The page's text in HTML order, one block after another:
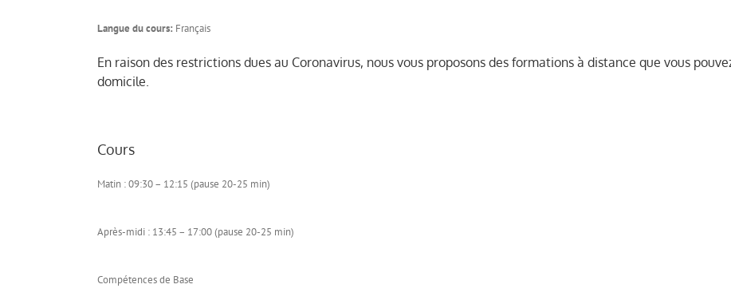
Langue du cours: Français
En raison des restrictions dues au Coronavirus, nous vous proposons des formations à distance que vous
domicile.
Cours
Matin : 09:30 – 12:15 (pause 20-25 min)
Après-midi : 13:45 – 17:00 (pause 20-25 min)
Compétences de Base